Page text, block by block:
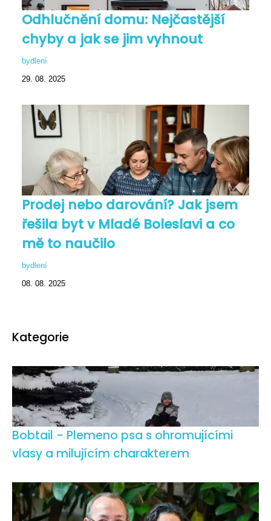
Odhlučnění domu: Nejčastější
chyby a jak se jim vyhnout
bydlení
29. 08. 2025
Prodej nebo darování? Jak jsem
řešila byt v Mladé Boleslavi a co
mě to naučilo
bydlení
08. 08. 2025
Kategorie
Bobtail - Plemeno psa s ohromujícími
vlasy a milujícím charakterem